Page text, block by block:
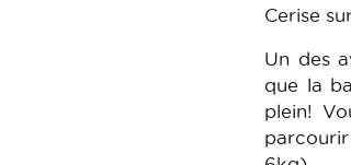
Cerise
Un des
que la
plein!